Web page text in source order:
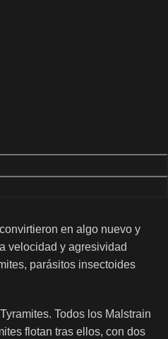
en algo nuevo y
velocidad y agresividad
parásitos insectoides
Todos los Malstrain
flotan tras ellos, con dos